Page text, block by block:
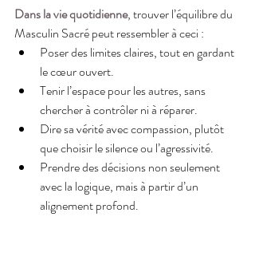
Dans la vie quotidienne, trouver l’équilibre du
Masculin Sacré peut ressembler à ceci :
Poser des limites claires, tout en gardant
le cœur ouvert.
Tenir l’espace pour les autres, sans
chercher à contrôler ni à réparer.
Dire sa vérité avec compassion, plutôt
que choisir le silence ou l’agressivité.
Prendre des décisions non seulement
avec la logique, mais à partir d’un
alignement profond.